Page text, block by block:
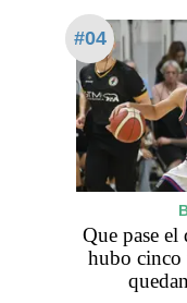
#04
Que pase el
hubo cinco